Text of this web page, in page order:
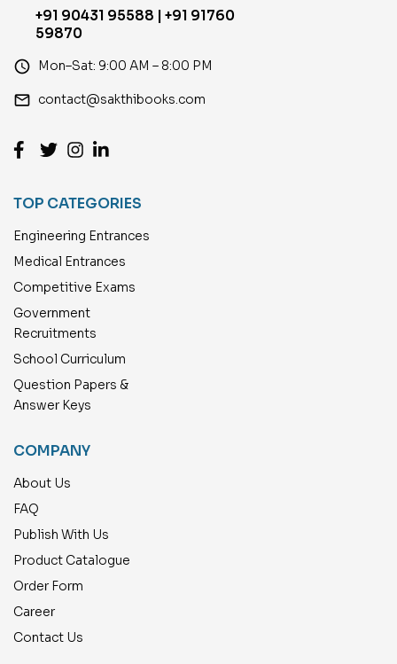
+91 90431 95588 | +91 91760
59870
access_time Mon–Sat: 9:00 AM – 8:00 PM
email contact@sakthibooks.com
TOP CATEGORIES
Engineering Entrances
Medical Entrances
Competitive Exams
Government
Recruitments
School Curriculum
Question Papers &
Answer Keys
COMPANY
About Us
FAQ
Publish With Us
Product Catalogue
Order Form
Career
Contact Us